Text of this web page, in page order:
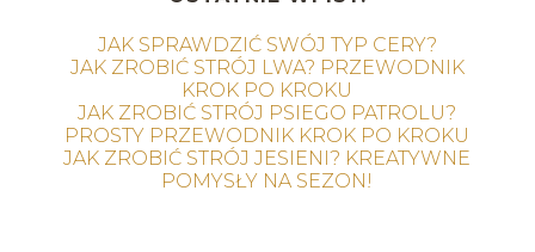
JAK SPRAWDZIĆ SWÓJ TYP CERY?
JAK ZROBIĆ STRÓJ LWA? PRZEWODNIK
KROK PO KROKU
JAK ZROBIĆ STRÓJ PSIEGO PATROLU?
PROSTY PRZEWODNIK KROK PO KROKU
JAK ZROBIĆ STRÓJ JESIENI? KREATYWNE
POMYSŁY NA SEZON!